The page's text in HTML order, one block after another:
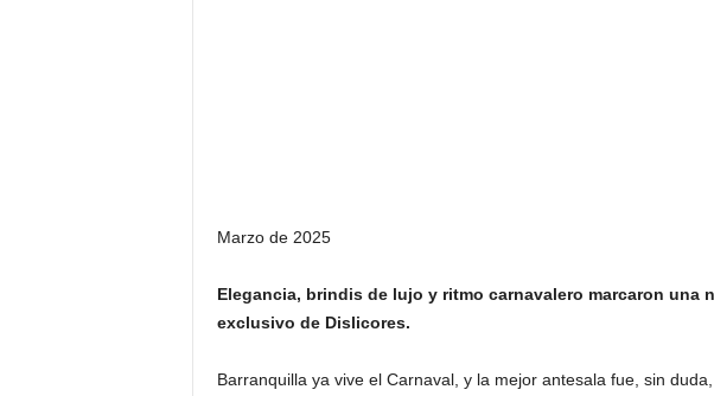
Marzo de 2025
Elegancia, brindis de lujo y ritmo carnavalero marcaron
exclusivo de Dislicores.
Barranquilla ya vive el Carnaval, y la mejor antesala fue, sin